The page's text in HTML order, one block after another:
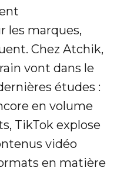
les marques,
Chez Atchik,
vont dans le
études :
en volume
TikTok explose
vidéo
en matière